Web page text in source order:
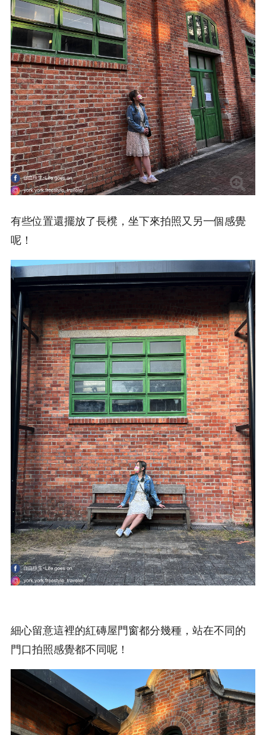
有些位置還擺放了長櫈，坐下來拍照又另一個感覺
呢！
細心留意這裡的紅磚屋門窗都分幾種，站在不同的
門口拍照感覺都不同呢！